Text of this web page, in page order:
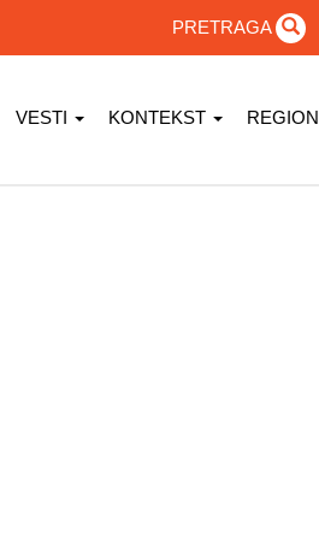
PRETRAGA
VESTI KONTEKST REGION